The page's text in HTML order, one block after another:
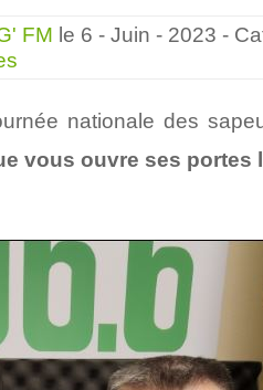
FM le 6 - Juin - 2023 -
nationale des
vous ouvre ses portes